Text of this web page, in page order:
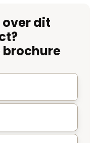
over dit
brochure